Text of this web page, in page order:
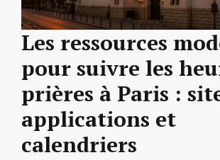
Les ressources
pour suivre les
prières à Paris :
applications et
calendriers